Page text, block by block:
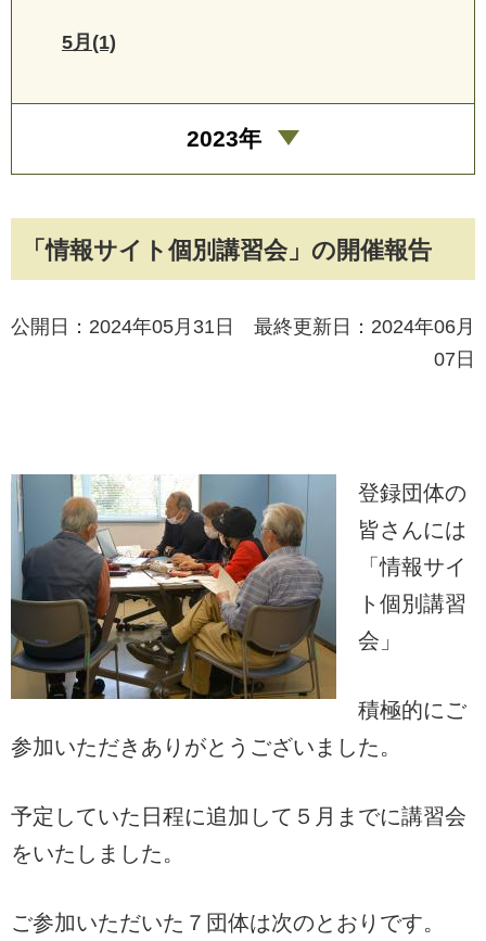
「情報サイト個別講習会」の開催報告
公開日：2024年05月31日 最終更新日：2024年06月
07日
登録団体の
皆さんには
「情報サイ
ト個別講習
会」
積極的にご
参加いただきありがとうございました。
予定していた日程に追加して５月までに講習会
をいたしました。
ご参加いただいた７団体は次のとおりです。
5月(1)
2023年